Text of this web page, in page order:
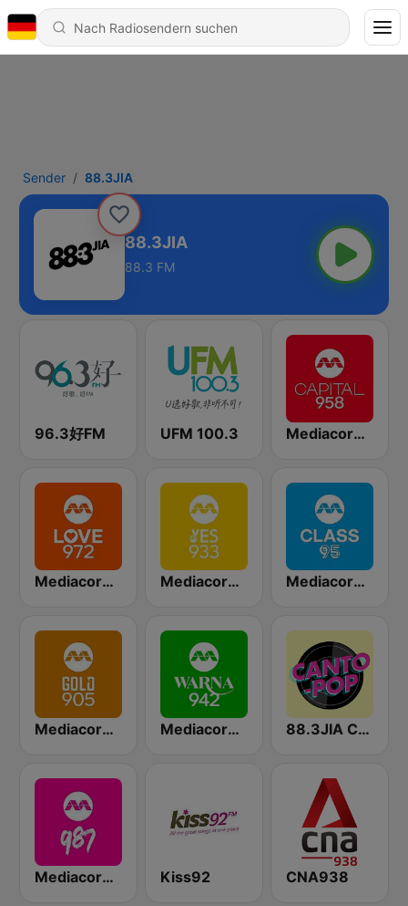
Sender 88.3JIA
88.3JIA
88.3 FM
96.3好FM UFM 100.3 Mediacorp CAPITAL 958
Mediacorp LOVE 972 Mediacorp YES 933 Mediacorp CLASS 95
Mediacorp GOLD 905 Mediacorp Warna 942 88.3JIA CANTO POP
Mediacorp 987 Kiss92 CNA938